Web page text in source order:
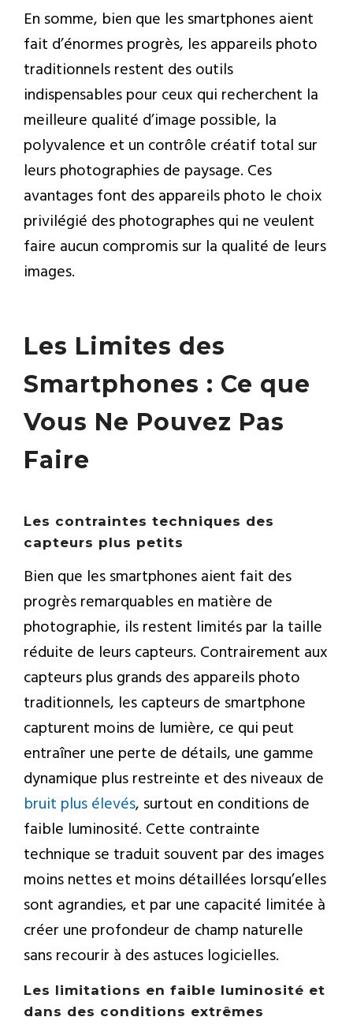
En somme, bien que les smartphones aient
fait d’énormes progrès, les appareils photo
traditionnels restent des outils
indispensables pour ceux qui recherchent la
meilleure qualité d’image possible, la
polyvalence et un contrôle créatif total sur
leurs photographies de paysage. Ces
avantages font des appareils photo le choix
privilégié des photographes qui ne veulent
faire aucun compromis sur la qualité de leurs
images.
Les Limites des
Smartphones : Ce que
Vous Ne Pouvez Pas
Faire
Les contraintes techniques des
capteurs plus petits
Bien que les smartphones aient fait des
progrès remarquables en matière de
photographie, ils restent limités par la taille
réduite de leurs capteurs. Contrairement aux
capteurs plus grands des appareils photo
traditionnels, les capteurs de smartphone
capturent moins de lumière, ce qui peut
entraîner une perte de détails, une gamme
dynamique plus restreinte et des niveaux de
bruit plus élevés, surtout en conditions de
faible luminosité. Cette contrainte
technique se traduit souvent par des images
moins nettes et moins détaillées lorsqu’elles
sont agrandies, et par une capacité limitée à
créer une profondeur de champ naturelle
sans recourir à des astuces logicielles.
Les limitations en faible luminosité et
dans des conditions extrêmes